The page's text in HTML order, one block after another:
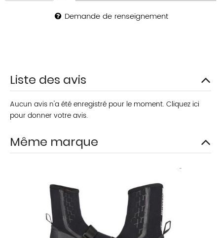
Demande de renseignement
Liste des avis
Aucun avis n'a été enregistré pour le moment. Cliquez ici
pour donner votre avis.
Même marque